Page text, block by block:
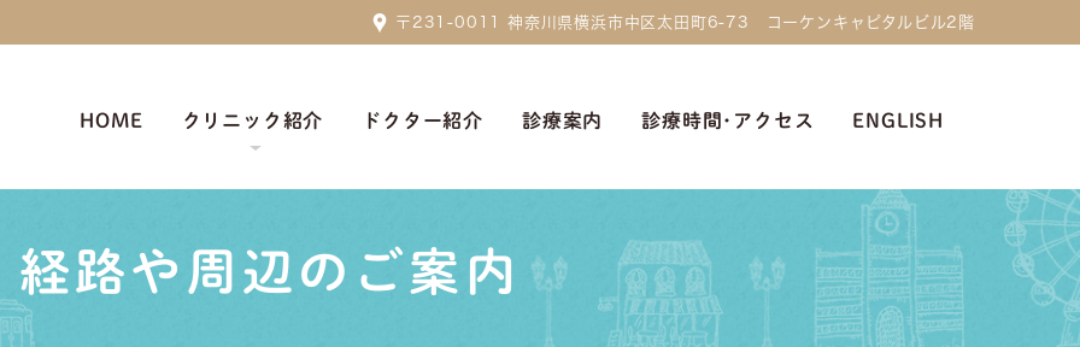
〒231-0011 神奈川県横浜市中区太田町6-73 コーケンキャピタルビル2階
HOME クリニック紹介 ドクター紹介 診療案内 診療時間･アクセス ENGLISH
経路や周辺のご案内